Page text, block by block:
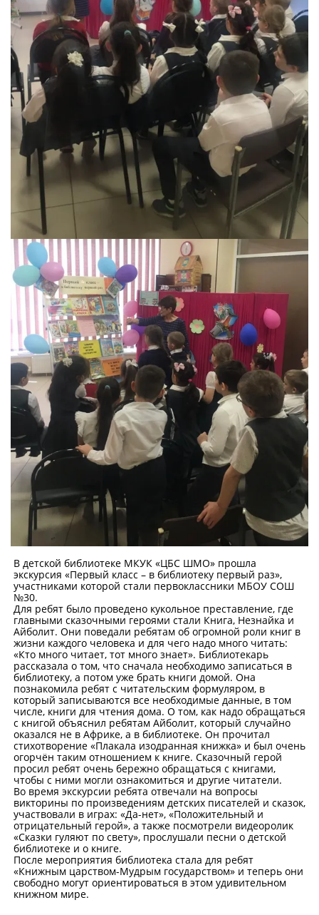
В детской библиотеке МКУК «ЦБС ШМО» прошла
экскурсия «Первый класс – в библиотеку первый раз»,
участниками которой стали первоклассники МБОУ СОШ
№30.
Для ребят было проведено кукольное преставление, где
главными сказочными героями стали Книга, Незнайка и
Айболит. Они поведали ребятам об огромной роли книг в
жизни каждого человека и для чего надо много читать:
«Кто много читает, тот много знает». Библиотекарь
рассказала о том, что сначала необходимо записаться в
библиотеку, а потом уже брать книги домой. Она
познакомила ребят с читательским формуляром, в
который записываются все необходимые данные, в том
числе, книги для чтения дома. О том, как надо обращаться
с книгой объяснил ребятам Айболит, который случайно
оказался не в Африке, а в библиотеке. Он прочитал
стихотворение «Плакала изодранная книжка» и был очень
огорчён таким отношением к книге. Сказочный герой
просил ребят очень бережно обращаться с книгами,
чтобы с ними могли ознакомиться и другие читатели.
Во время экскурсии ребята отвечали на вопросы
викторины по произведениям детских писателей и сказок,
участвовали в играх: «Да-нет», «Положительный и
отрицательный герой», а также посмотрели видеоролик
«Сказки гуляют по свету», прослушали песни о детской
библиотеке и о книге.
После мероприятия библиотека стала для ребят
«Книжным царством-Мудрым государством» и теперь они
свободно могут ориентироваться в этом удивительном
книжном мире.